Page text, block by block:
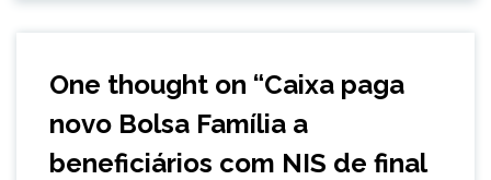
One thought on “Caixa paga
novo Bolsa Família a
beneficiários com NIS de final